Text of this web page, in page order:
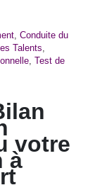
, Conduite du
Talents
Test de
votre
à